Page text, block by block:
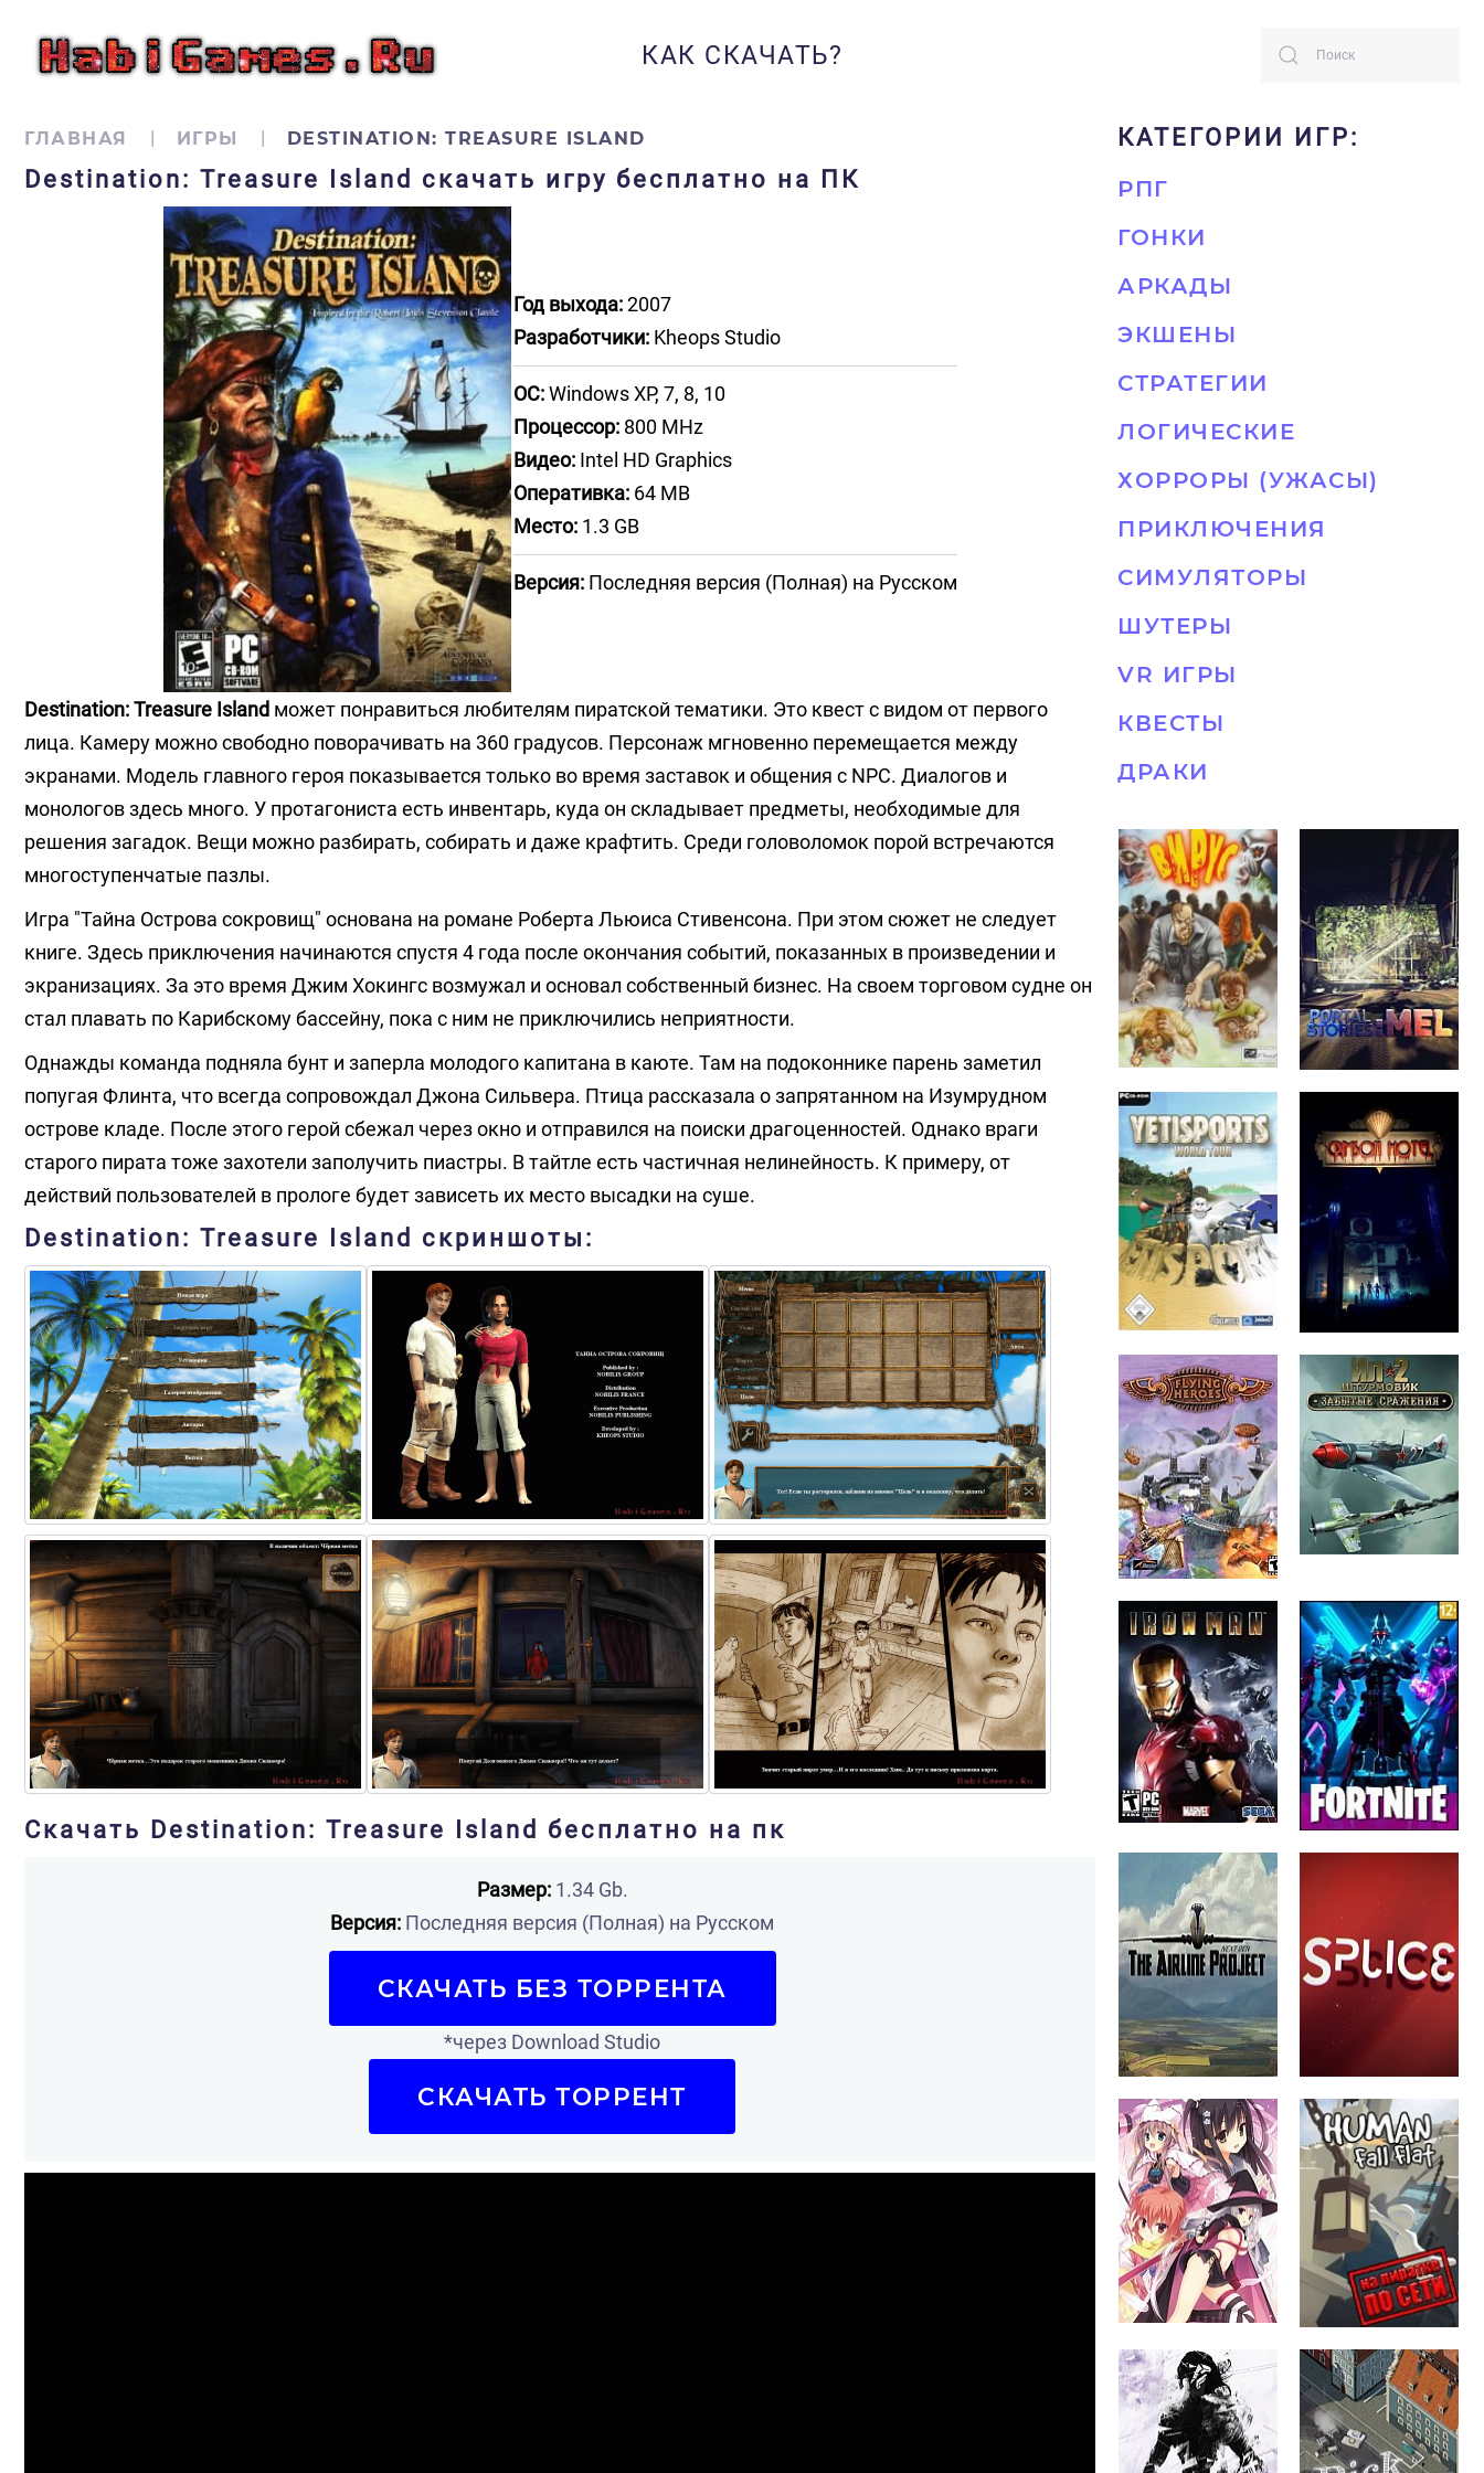
КАК СКАЧАТЬ?
ГЛАВНАЯ ИГРЫ DESTINATION: TREASURE ISLAND
Destination: Treasure Island скачать игру бесплатно на ПК
Год выхода:2007
Разработчики:Kheops Studio
ОС:Windows XP, 7, 8, 10
Процессор:800 MHz
Видео:Intel HD Graphics
Оперативка:64 MB
Место:1.3 GB
Версия:Последняя версия (Полная) на Русском
Destination: Treasure Island может понравиться любителям пиратской тематики. Это квест с видом от первого
лица. Камеру можно свободно поворачивать на 360 градусов. Персонаж мгновенно перемещается между
экранами. Модель главного героя показывается только во время заставок и общения с NPC. Диалогов и
монологов здесь много. У протагониста есть инвентарь, куда он складывает предметы, необходимые для
решения загадок. Вещи можно разбирать, собирать и даже крафтить. Среди головоломок порой встречаются
многоступенчатые пазлы.
Игра "Тайна Острова сокровищ" основана на романе Роберта Льюиса Стивенсона. При этом сюжет не следует
книге. Здесь приключения начинаются спустя 4 года после окончания событий, показанных в произведении и
экранизациях. За это время Джим Хокингс возмужал и основал собственный бизнес. На своем торговом судне он
стал плавать по Карибскому бассейну, пока с ним не приключились неприятности.
Однажды команда подняла бунт и заперла молодого капитана в каюте. Там на подоконнике парень заметил
попугая Флинта, что всегда сопровождал Джона Сильвера. Птица рассказала о запрятанном на Изумрудном
острове кладе. После этого герой сбежал через окно и отправился на поиски драгоценностей. Однако враги
старого пирата тоже захотели заполучить пиастры. В тайтле есть частичная нелинейность. К примеру, от
действий пользователей в прологе будет зависеть их место высадки на суше.
Destination: Treasure Island скриншоты:
Скачать Destination: Treasure Island бесплатно на пк
Размер:1.34 Gb.
Версия: Последняя версия (Полная) на Русском
СКАЧАТЬ БЕЗ ТОРРЕНТА
*через Download Studio
СКАЧАТЬ ТОРРЕНТ
КАТЕГОРИИ ИГР:
РПГ
ГОНКИ
АРКАДЫ
ЭКШЕНЫ
СТРАТЕГИИ
ЛОГИЧЕСКИЕ
ХОРРОРЫ (УЖАСЫ)
ПРИКЛЮЧЕНИЯ
СИМУЛЯТОРЫ
ШУТЕРЫ
VR ИГРЫ
КВЕСТЫ
ДРАКИ